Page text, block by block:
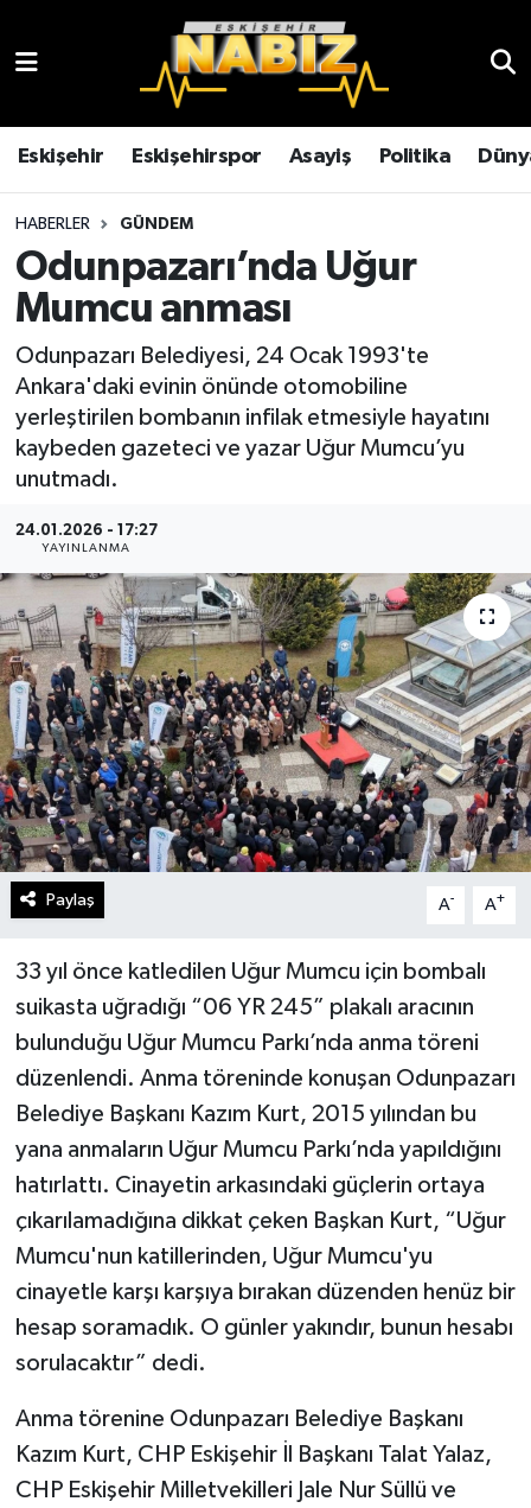
Eskişehir Eskişehirspor Asayiş Politika
HABERLER GÜNDEM
Odunpazarı’nda Uğur
Mumcu anması
Odunpazarı Belediyesi, 24 Ocak 1993'te
Ankara'daki evinin önünde otomobiline
yerleştirilen bombanın infilak etmesiyle hayatını
kaybeden gazeteci ve yazar Uğur Mumcu’yu
unutmadı.
24.01.2026 - 17:27
YAYINLANMA
Paylaş A- A+
33 yıl önce katledilen Uğur Mumcu için bombalı
suikasta uğradığı “06 YR 245” plakalı aracının
bulunduğu Uğur Mumcu Parkı’nda anma töreni
düzenlendi. Anma töreninde konuşan Odunpazarı
Belediye Başkanı Kazım Kurt, 2015 yılından bu
yana anmaların Uğur Mumcu Parkı’nda yapıldığını
hatırlattı. Cinayetin arkasındaki güçlerin ortaya
çıkarılamadığına dikkat çeken Başkan Kurt, “Uğur
Mumcu'nun katillerinden, Uğur Mumcu'yu
cinayetle karşı karşıya bırakan düzenden henüz bir
hesap soramadık. O günler yakındır, bunun hesabı
sorulacaktır” dedi.
Anma törenine Odunpazarı Belediye Başkanı
Kazım Kurt, CHP Eskişehir İl Başkanı Talat Yalaz,
CHP Eskişehir Milletvekilleri Jale Nur Süllü ve
Çevre
Eğitim
Eskişehir
Eskişehirspor
Gündem
Kültür Sanat
Magazin
Politika
Sağlık
Spor
Yaşam
Yurttan
Eskişehir Hava Durumu
Eskişehir Trafik Yoğunluk Haritası
TFF 3.Lig 4.Grup Puan Durumu ve Fikstür
Tüm Manşetler
Haber Arşivi